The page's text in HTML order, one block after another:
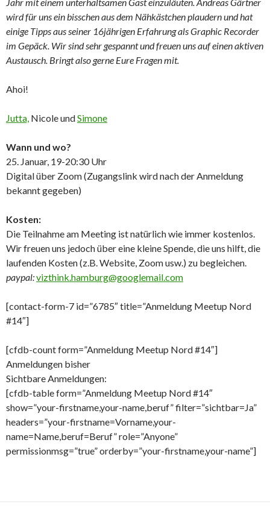
wird für uns ein bisschen aus dem Nähkästchen plaudern und hat
einige Tipps aus seiner 16jährigen Erfahrung als Graphic Recorder
im Gepäck. Wir sind sehr gespannt und freuen uns auf einen aktiven
Austausch. Bringt also gerne Eure Fragen mit.
Ahoi!
Jutta, Nicole undSimone
Wann und wo?
25. Januar, 19-20:30 Uhr
Digital über Zoom (Zugangslink wird nach der Anmeldung
bekannt gegeben)
Kosten:
Die Teilnahme am Meeting ist natürlich wie immer kostenlos.
Wir freuen uns jedoch über eine kleine Spende, die uns hilft, die
laufenden Kosten (z.B. Website, Zoom usw.) zu begleichen.
paypal:vizthink.hamburg@googlemail.com
[contact-form-7 id=”6785″ title=”Anmeldung Meetup Nord
#14″]
[cfdb-count form=”Anmeldung Meetup Nord #14″]
Anmeldungen bisher
Sichtbare Anmeldungen:
[cfdb-table form=”Anmeldung Meetup Nord #14″
show=”your-firstname,your-name,beruf” filter=”sichtbar=Ja”
headers=”your-firstname=Vorname,your-
name=Name,beruf=Beruf” role=”Anyone”
permissionmsg=”true” orderby=”your-firstname,your-name”]